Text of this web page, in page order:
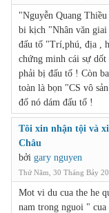
"Nguyễn Quang
bi kịch "Nhân văn giai
đấu tố "Trí,phú, địa ,
chứng minh cái sự
phải bị đấu tố ! Còn
toàn là bọn "CS vô
đố nó dám đấu tố !
Tôi xin nhận tội và
Châu
bởi gary nguyen
Thứ Năm, 30 Tháng Bảy
Mot vi du cua the he
nam trong nguoi "